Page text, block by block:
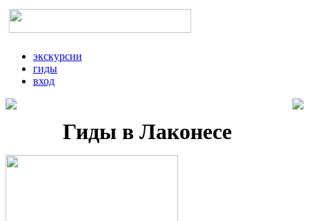
экскурсии
гиды
вход
Гиды в Лаконесе